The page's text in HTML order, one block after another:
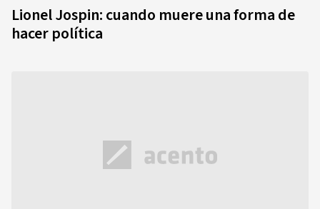
Lionel Jospin: cuando muere una forma de
hacer política